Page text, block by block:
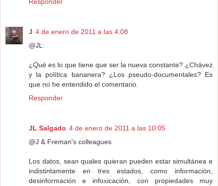
Responder
J 4 de enero de 2011 a las 4:08
@JL:
¿Qué es lo que tiene que ser la nueva constante? ¿Chávez
y la política bananera? ¿Los pseudo-documentales? Es
que no he entendido el comentario.
Responder
JL Salgado 4 de enero de 2011 a las 10:05
@J & Freman's colleagues
Los datos, sean quales quieran pueden estar simultánea e
indistintamente en tres estados, como información,
desinformación e infoxicación, con propiedades muy